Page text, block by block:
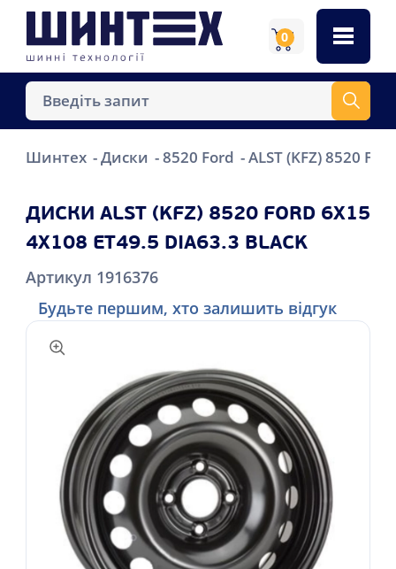
0
Шинтех Диски 8520 Ford ALST (KFZ) 8520
ДИСКИ ALST (KFZ) 8520 FORD 6X15
4X108 ET49.5 DIA63.3 BLACK
Артикул 1916376
Будьте першим, хто залишить відгук